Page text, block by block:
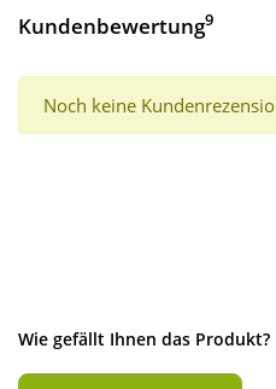
Kundenbewertung9
Noch keine
Wie gefällt Ihnen das Produkt?